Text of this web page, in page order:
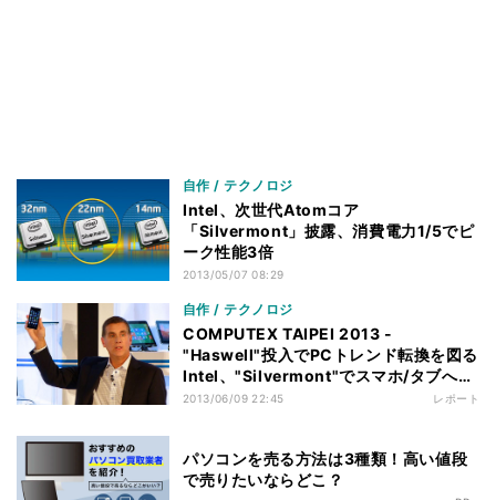
自作 / テクノロジ
Intel、次世代Atomコア
「Silvermont」披露、消費電力1/5でピ
ーク性能3倍
2013/05/07 08:29
自作 / テクノロジ
COMPUTEX TAIPEI 2013 -
"Haswell"投入でPCトレンド転換を図る
Intel、"Silvermont"でスマホ/タブへの
IA普及も
2013/06/09 22:45 レポート
パソコンを売る方法は3種類！高い値段
で売りたいならどこ？